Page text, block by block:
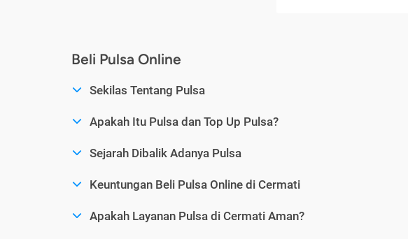
Beli Pulsa Online
Sekilas Tentang Pulsa
Apakah Itu Pulsa dan Top Up Pulsa?
Sejarah Dibalik Adanya Pulsa
Keuntungan Beli Pulsa Online di Cermati
Apakah Layanan Pulsa di Cermati Aman?